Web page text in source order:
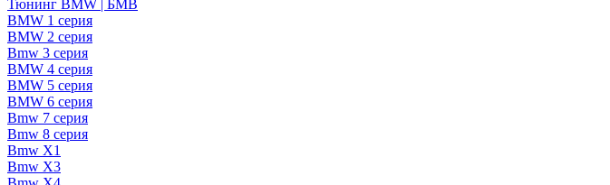
Тюнинг BMW | БМВ
BMW 1 серия
BMW 2 серия
Bmw 3 серия
BMW 4 серия
BMW 5 серия
BMW 6 серия
Bmw 7 серия
Bmw 8 серия
Bmw X1
Bmw X3